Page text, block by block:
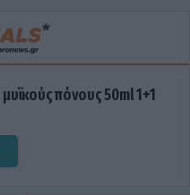
πόνους 50ml 1+1